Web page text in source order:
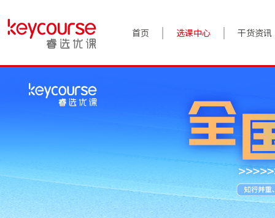
首页 选课中心 干货资讯
政策前沿
答疑精选
睿选视角